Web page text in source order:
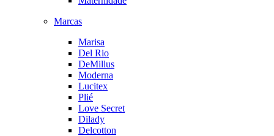
Marcas
Marisa
Del Rio
DeMillus
Moderna
Lucitex
Plié
Love Secret
Dilady
Delcotton